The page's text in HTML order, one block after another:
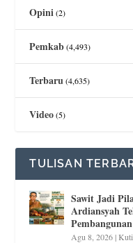
Opini(2)
Pemkab(4,493)
Terbaru(4,635)
Video(5)
TULISAN
Sawit Jadi
Ardiansyah
Pembangunan
Agu 8, 2026|